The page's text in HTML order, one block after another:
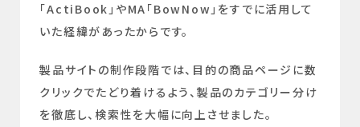
「ActiBook」やMA「BowNow」をすでに活用して
いた経緯があったからです。
製品サイトの制作段階では、目的の商品ページに数
クリックでたどり着けるよう、製品のカテゴリー分け
を徹底し、検索性を大幅に向上させました。